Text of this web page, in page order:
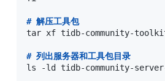
# 解压工具包
tar xf tidb-community-
# 列出服务器和工具包目录
ls -ld tidb-community-